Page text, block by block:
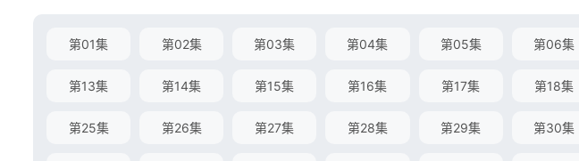
第01集 第02集 第03集 第04集 第05集 第06集
第13集 第14集 第15集 第16集 第17集 第18集
第25集 第26集 第27集 第28集 第29集 第30集